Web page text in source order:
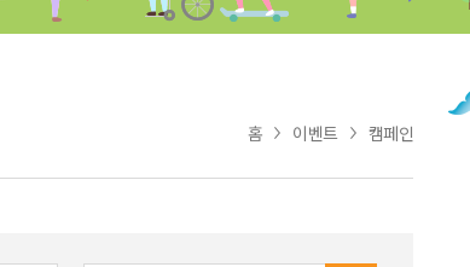
홈 이벤트 캠페인